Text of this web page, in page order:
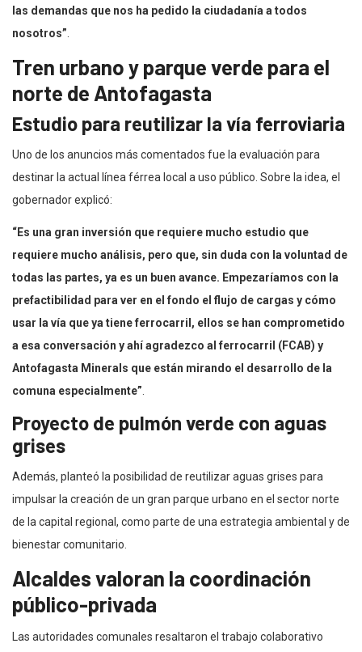
las demandas que nos ha pedido la ciudadanía a todos
nosotros”.
Tren urbano y parque verde para el
norte de Antofagasta
Estudio para reutilizar la vía ferroviaria
Uno de los anuncios más comentados fue la evaluación para
destinar la actual línea férrea local a uso público. Sobre la idea, el
gobernador explicó:
“Es una gran inversión que requiere mucho estudio que
requiere mucho análisis, pero que, sin duda con la voluntad de
todas las partes, ya es un buen avance. Empezaríamos con la
prefactibilidad para ver en el fondo el flujo de cargas y cómo
usar la vía que ya tiene ferrocarril, ellos se han comprometido
a esa conversación y ahí agradezco al ferrocarril (FCAB) y
Antofagasta Minerals que están mirando el desarrollo de la
comuna especialmente”.
Proyecto de pulmón verde con aguas
grises
Además, planteó la posibilidad de reutilizar aguas grises para
impulsar la creación de un gran parque urbano en el sector norte
de la capital regional, como parte de una estrategia ambiental y de
bienestar comunitario.
Alcaldes valoran la coordinación
público-privada
Las autoridades comunales resaltaron el trabajo colaborativo